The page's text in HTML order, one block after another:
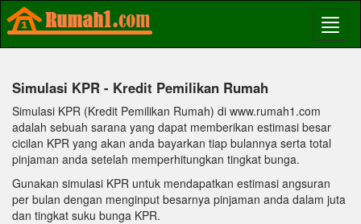
Simulasi KPR - Kredit Pemilikan Rumah
Simulasi KPR (Kredit Pemilikan Rumah) di www.rumah1.com
adalah sebuah sarana yang dapat memberikan estimasi besar
cicilan KPR yang akan anda bayarkan tiap bulannya serta total
pinjaman anda setelah memperhitungkan tingkat bunga.
Gunakan simulasi KPR untuk mendapatkan estimasi angsuran
per bulan dengan menginput besarnya pinjaman anda dalam juta
dan tingkat suku bunga KPR.